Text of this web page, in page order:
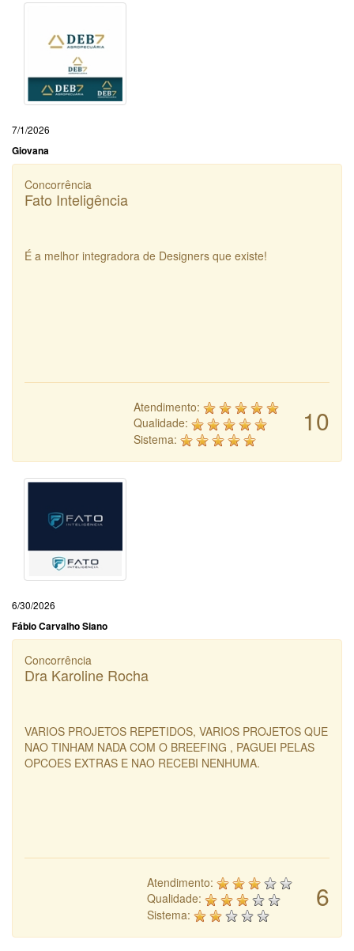
7/1/2026
Giovana
Concorrência
Fato Inteligência
É a melhor integradora de Designers que existe!
10
Atendimento:
Qualidade:
Sistema:
6/30/2026
Fábio Carvalho Siano
Concorrência
Dra Karoline Rocha
VARIOS PROJETOS REPETIDOS, VARIOS PROJETOS QUE
NAO TINHAM NADA COM O BREEFING , PAGUEI PELAS
OPCOES EXTRAS E NAO RECEBI NENHUMA.
6
Atendimento:
Qualidade:
Sistema: